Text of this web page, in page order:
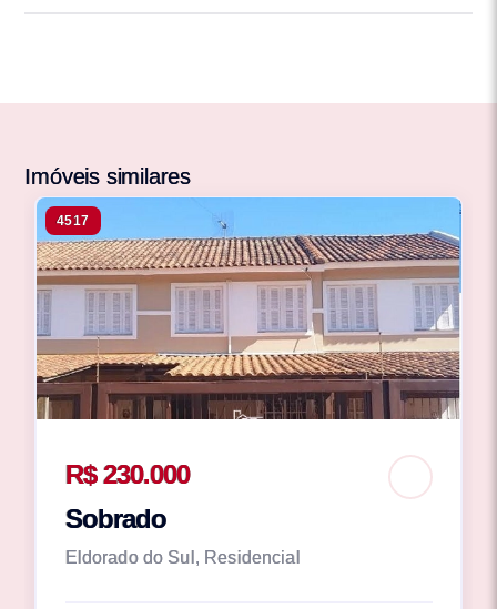
Imóveis similares
4517
R$ 230.000
Sobrado
Eldorado do Sul, Residencial